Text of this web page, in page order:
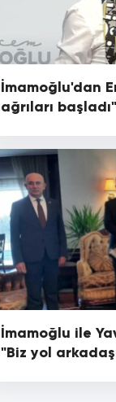
İmamoğlu'dan
ağrıları başladı"
İmamoğlu ile
"Biz yol